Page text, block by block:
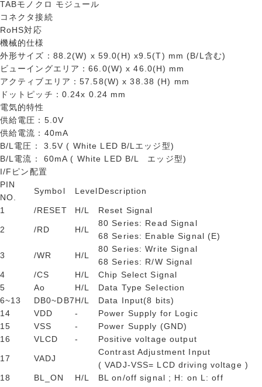
TABモノクロ モジュール
コネクタ接続
RoHS対応
機械的仕様
外形サイズ：88.2(W) x 59.0(H) x9.5(T) mm (B/L含む)
ビューイングエリア：66.0(W) x 46.0(H) mm
アクティブエリア：57.58(W) x 38.38 (H) mm
ドットピッチ：0.24x 0.24 mm
電気的特性
供給電圧：5.0V
供給電流：40mA
B/L電圧： 3.5V ( White LED B/Lエッジ型)
B/L電流： 60mA ( White LED B/L エッジ型)
I/Fピン配置
PIN
NO.
Symbol LevelDescription
1 /RESET H/L Reset Signal
2 /RD H/L
80 Series: Read Signal
68 Series: Enable Signal (E)
3 /WR H/L
80 Series: Write Signal
68 Series: R/W Signal
4
/CS H/L
Chip Select Signal
5
Ao H/L
Data Type Selection
6~13
DB0~DB7H/L
Data Input(8 bits)
14
VDD -
Power Supply for Logic
15
VSS -
Power Supply (GND)
16
VLCD - Positive voltage output
17 VADJ
Contrast Adjustment Input
( VADJ-VSS= LCD driving voltage )
18
BL_ON H/L BL on/off signal ; H: on L: off